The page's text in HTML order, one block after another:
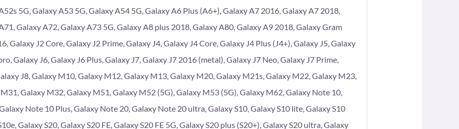
5G, Galaxy A53 5G, Galaxy A54 5G, Galaxy A6 Plus (A6+), Galaxy A7 2016, Galaxy A7 2018,
Galaxy A72, Galaxy A73 5G, Galaxy A8 plus 2018, Galaxy A80, Galaxy A9 2018, Galaxy Gram
Galaxy J2 Core, Galaxy J2 Prime, Galaxy J4, Galaxy J4 Core, Galaxy J4 Plus (J4+), Galaxy J5, Galaxy
Galaxy J6, Galaxy J6 Plus, Galaxy J7, Galaxy J7 2016 (metal), Galaxy J7 Neo, Galaxy J7 Prime,
J8, Galaxy M10, Galaxy M12, Galaxy M13, Galaxy M20, Galaxy M21s, Galaxy M22, Galaxy M23,
Galaxy M32, Galaxy M51, Galaxy M52 (5G), Galaxy M53 (5G), Galaxy M62, Galaxy Note 10,
Note 10 Plus, Galaxy Note 20, Galaxy Note 20 ultra, Galaxy S10, Galaxy S10 lite, Galaxy S10
Galaxy S20, Galaxy S20 FE, Galaxy S20 FE 5G, Galaxy S20 plus (S20+), Galaxy S20 ultra, Galaxy